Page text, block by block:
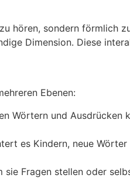
hören, sondern förmlich
Dimension. Diese
Ebenen:
Wörtern und
es Kindern, neue
Fragen stellen oder